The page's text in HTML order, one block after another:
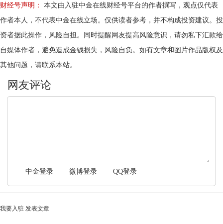
财经号声明：
本文由入驻中金在线财经号平台的作者撰写，观点仅代表
作者本人，不代表中金在线立场。仅供读者参考，并不构成投资建议。投
资者据此操作，风险自担。同时提醒网友提高风险意识，请勿私下汇款给
自媒体作者，避免造成金钱损失，风险自负。如有文章和图片作品版权及
其他问题，请联系本站。
中金登录 微博登录 QQ登录
我要入驻 发表文章